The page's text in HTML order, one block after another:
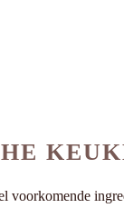
voorkomende